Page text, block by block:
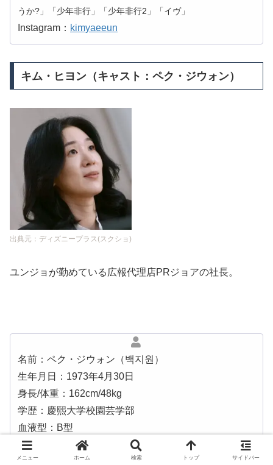
うか?」「少年非行」「少年非行2」「イヴ」
Instagram： kimyaeeun
キム・ヒヨン（キャスト：ペク・ジウォン）
出典元：ディズニープラス(スクショ)
ユンジョが勤めている広報代理店PRジョアの社長。
名前：ペク・ジウォン（백지원）
生年月日：1973年4月30日
身長/体重：162cm/48kg
学歴：慶熙大学校園芸学部
血液型：B型
所属事務所：ikkleエンターテインメント
出演作：
「キャリアを引く女」「被告人」「サム、マイウェ
メニュー ホーム 検索 トップ サイドバー